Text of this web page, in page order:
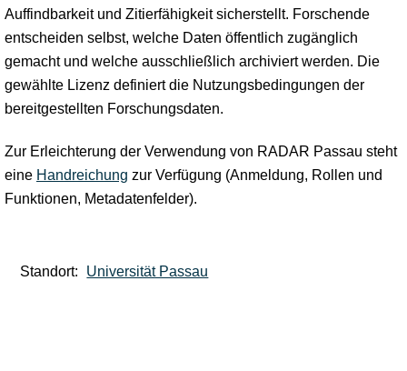
Auffindbarkeit und Zitierfähigkeit sicherstellt. Forschende
entscheiden selbst, welche Daten öffentlich zugänglich
gemacht und welche ausschließlich archiviert werden. Die
gewählte Lizenz definiert die Nutzungsbedingungen der
bereitgestellten Forschungsdaten.
Zur Erleichterung der Verwendung von RADAR Passau steht
eine Handreichung zur Verfügung (Anmeldung, Rollen und
Funktionen, Metadatenfelder).
Standort: Universität Passau